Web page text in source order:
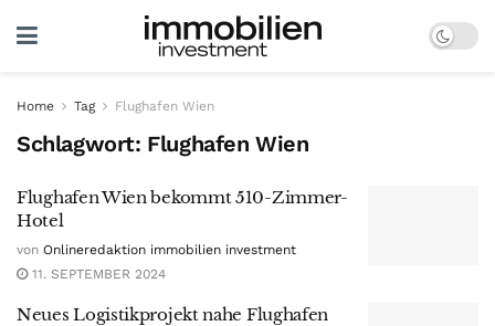
Home Tag Flughafen Wien
Schlagwort: Flughafen Wien
Flughafen Wien bekommt 510-Zimmer-
Hotel
von Onlineredaktion immobilien investment
11. SEPTEMBER 2024
Neues Logistikprojekt nahe Flughafen